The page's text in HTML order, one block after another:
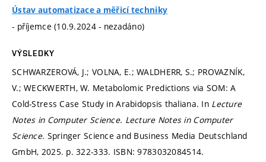
Ústav automatizace a měřicí techniky
- příjemce (10.9.2024 - nezadáno)
VÝSLEDKY
SCHWARZEROVÁ, J.; VOLNA, E.; WALDHERR, S.; PROVAZNÍK,
V.; WECKWERTH, W. Metabolomic Predictions via SOM: A
Cold-Stress Case Study in Arabidopsis thaliana. In Lecture
Notes in Computer Science. Lecture Notes in Computer
Science. Springer Science and Business Media Deutschland
GmbH, 2025. p. 322-333. ISBN: 9783032084514.